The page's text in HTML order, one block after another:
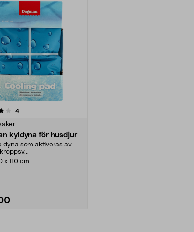
4recensioner
kyldyna för husdjur
dyna som aktiveras av
x 110 cm